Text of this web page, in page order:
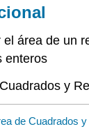
área de un
enteros
y
de Cuadrados